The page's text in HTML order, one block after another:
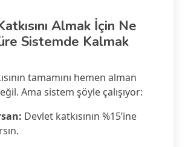
Almak İçin Ne
Sistemde Kalmak
tamamını hemen alman
Ama sistem şöyle çalışıyor:
Devlet katkısının %15’ine